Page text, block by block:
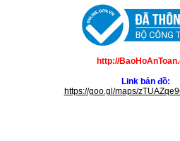
http://
Link bản đồ:
https://goo.gl/maps/